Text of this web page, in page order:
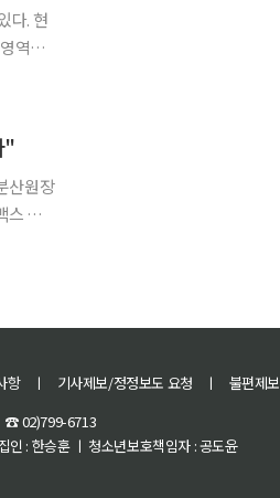
다. 현
역으
"
산원장
항 ㅣ 기사제보/정정보도 요청 ㅣ 불편제보
☎ 02)799-6713
인 : 한승훈 ㅣ 청소년보호책임자 : 공도윤